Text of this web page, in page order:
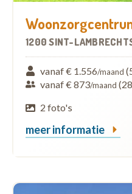
1200 SINT-
vanaf € 1.556/maand
vanaf € 873/maand
2 foto's
meer informatie